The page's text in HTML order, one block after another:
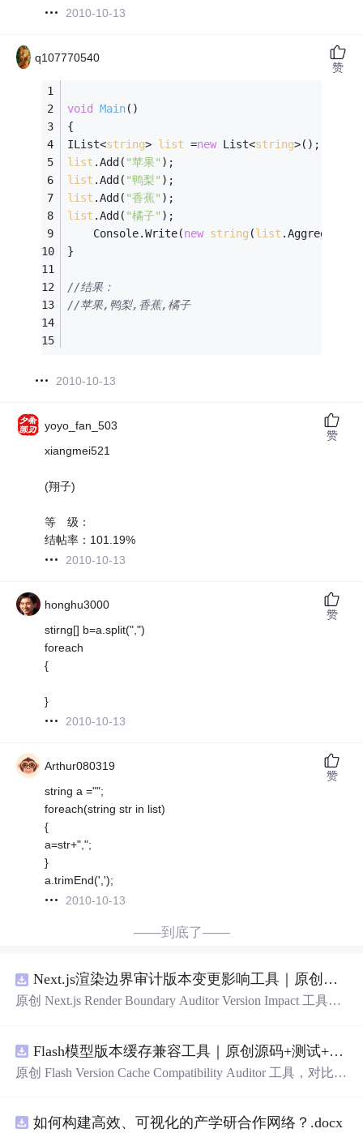
2010-10-13
q107770540
void Main()
{
IList<string> list =new List<string>();
list .Add( "苹果" );
list .Add( "鸭梨" );
list .Add( "香蕉" );
list .Add( "橘子" );
	Console.Write(
new string (list
}
//结果：
//苹果,鸭梨,香蕉,橘子
2010-10-13
赞
yoyo_fan_503
xiangmei521
(翔子)
等 级：
结帖率：101.19%
2010-10-13
赞
honghu3000
stirng[] b=a.split(",")
foreach
{
}
2010-10-13
赞
Arthur080319
string a ="";
foreach(string str in list)
{
a=str+",";
}
a.trimEnd(',');
2010-10-13
赞
——到底了——
Next.js渲染边界审计版本变更影响工具｜原创源码+测试+离线报告
原创 Next.js Render Boundary Auditor Version Impact 工具，
入约定、规则参数、结果结构和风险项，识别变更影响。
压缩包包含完整源码、3 项自动化测试、可复现合成示
原创与授权声明。运行时零第三方依赖，不包含热点产品
Flash模型版本缓存兼容工具｜原创源码+测试+离线报告
原创 Flash Version Cache Compatibility Auditor 工具，对比两
复现合成示例、离线 HTML/JSON/SVG 报告、1080×720
如何构建高效、可视化的产学研合作网络？.docx